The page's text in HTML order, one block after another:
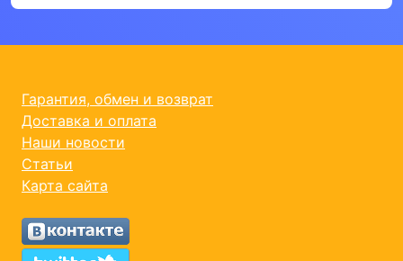
Гарантия, обмен и возврат
Доставка и оплата
Наши новости
Статьи
Карта сайта